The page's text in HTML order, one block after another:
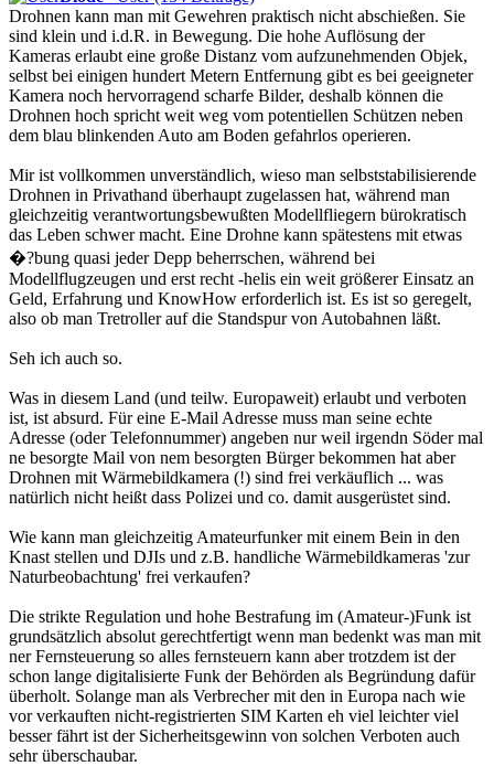
Drohnen kann man mit Gewehren praktisch nicht abschießen. Sie
sind klein und i.d.R. in Bewegung. Die hohe Auflösung der
Kameras erlaubt eine große Distanz vom aufzunehmenden Objek,
selbst bei einigen hundert Metern Entfernung gibt es bei geeigneter
Kamera noch hervorragend scharfe Bilder, deshalb können die
Drohnen hoch spricht weit weg vom potentiellen Schützen neben
dem blau blinkenden Auto am Boden gefahrlos operieren.
Mir ist vollkommen unverständlich, wieso man selbststabilisierende
Drohnen in Privathand überhaupt zugelassen hat, während man
gleichzeitig verantwortungsbewußten Modellfliegern bürokratisch
das Leben schwer macht. Eine Drohne kann spätestens mit etwas
�?bung quasi jeder Depp beherrschen, während bei
Modellflugzeugen und erst recht -helis ein weit größerer Einsatz an
Geld, Erfahrung und KnowHow erforderlich ist. Es ist so geregelt,
also ob man Tretroller auf die Standspur von Autobahnen läßt.
Seh ich auch so.
Was in diesem Land (und teilw. Europaweit) erlaubt und verboten
ist, ist absurd. Für eine E-Mail Adresse muss man seine echte
Adresse (oder Telefonnummer) angeben nur weil irgendn Söder mal
ne besorgte Mail von nem besorgten Bürger bekommen hat aber
Drohnen mit Wärmebildkamera (!) sind frei verkäuflich ... was
natürlich nicht heißt dass Polizei und co. damit ausgerüstet sind.
Wie kann man gleichzeitig Amateurfunker mit einem Bein in den
Knast stellen und DJIs und z.B. handliche Wärmebildkameras 'zur
Naturbeobachtung' frei verkaufen?
Die strikte Regulation und hohe Bestrafung im (Amateur-)Funk ist
grundsätzlich absolut gerechtfertigt wenn man bedenkt was man mit
ner Fernsteuerung so alles fernsteuern kann aber trotzdem ist der
schon lange digitalisierte Funk der Behörden als Begründung dafür
überholt. Solange man als Verbrecher mit den in Europa nach wie
vor verkauften nicht-registrierten SIM Karten eh viel leichter viel
besser fährt ist der Sicherheitsgewinn von solchen Verboten auch
sehr überschaubar.